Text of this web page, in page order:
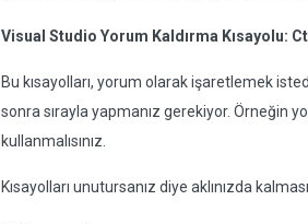
Visual Studio Yorum Kaldırma Kısayolu:
Bu kısayolları, yorum olarak işaretlemek
sonra sırayla yapmanız gerekiyor. Örneğin
kullanmalısınız.
Kısayolları unutursanız diye aklınızda